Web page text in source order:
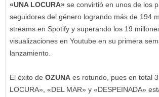
«UNA LOCURA» se convirtió en unos de los
seguidores del género logrando más de 194
streams en Spotify y superando los 19
visualizaciones en Youtube en su primera
lanzamiento.
El éxito de OZUNA es rotundo, pues en total
LOCURA», «DEL MAR» y «DESPEINADA»